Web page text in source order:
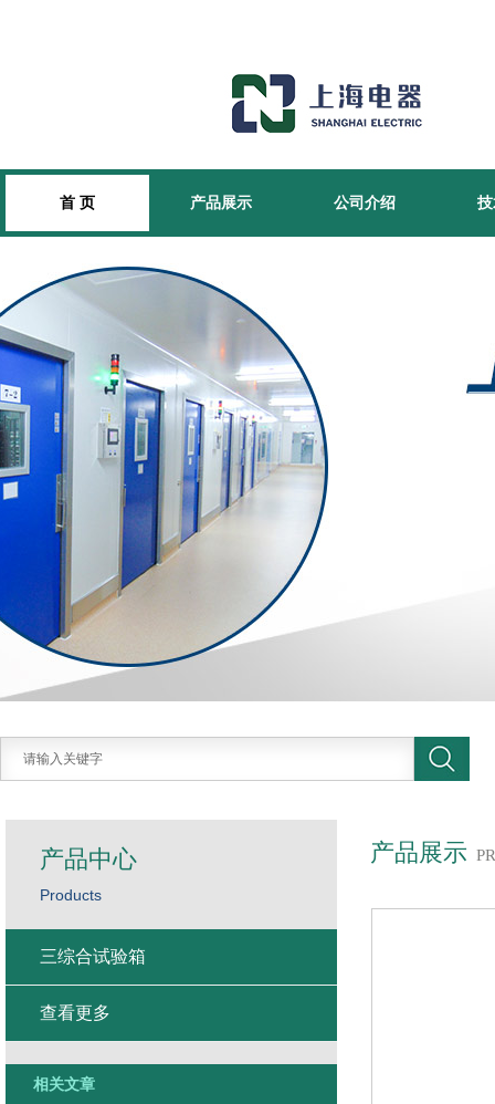
首 页 产品展示 公司介绍
产品展示
产品中心
Products
三综合试验箱
查看更多
相关文章